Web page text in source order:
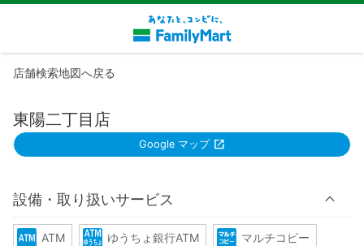
店舗検索地図へ戻る
東陽二丁目店
Google マップ
設備・取り扱いサービス
ATM ゆうちょ銀行ATM マルチコピー